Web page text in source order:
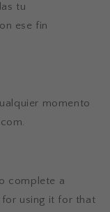
tu
ese fin
momento
.
complete a
for using it for that